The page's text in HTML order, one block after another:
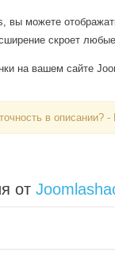
вы можете
скроет
на вашем сайте
в
от